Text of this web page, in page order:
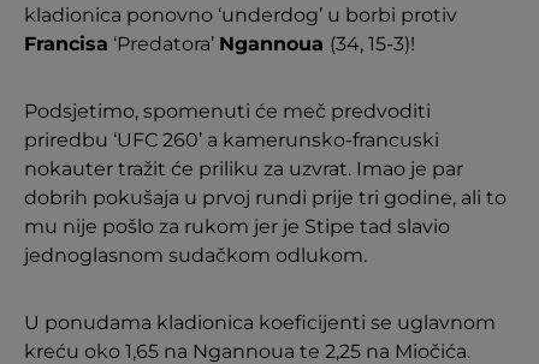
kladionica ponovno ‘underdog’ u borbi protiv
Francisa ‘Predatora’ Ngannoua (34, 15-3)!
Podsjetimo, spomenuti će meč predvoditi
priredbu ‘UFC 260’ a kamerunsko-francuski
nokauter tražit će priliku za uzvrat. Imao je par
dobrih pokušaja u prvoj rundi prije tri godine, ali to
mu nije pošlo za rukom jer je Stipe tad slavio
jednoglasnom sudačkom odlukom.
U ponudama kladionica koeficijenti se uglavnom
kreću oko 1,65 na Ngannoua te 2,25 na Miočića.